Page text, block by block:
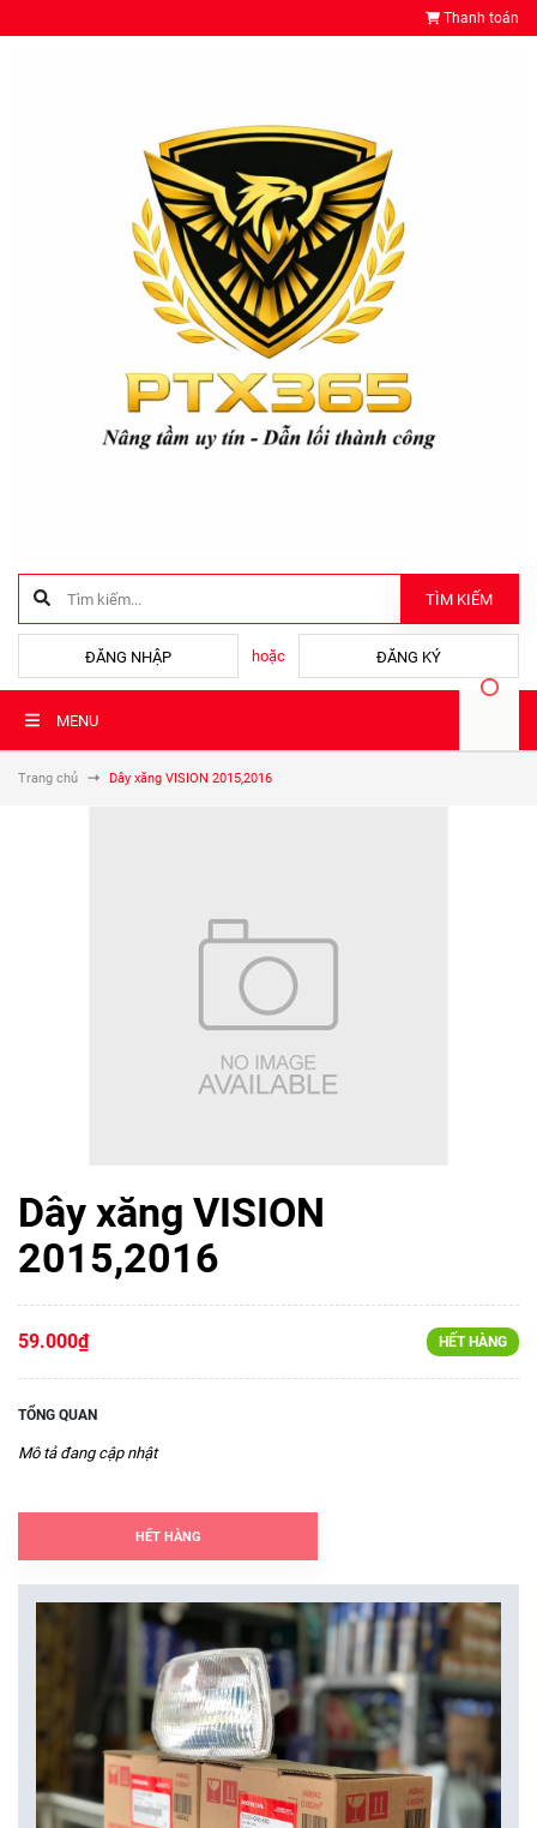
Thanh toán
TÌM KIẾM
ĐĂNG NHẬP hoặc ĐĂNG KÝ
MENU
Trang chủ Dây xăng VISION 2015,2016
Dây xăng VISION
2015,2016
59.000₫ HẾT HÀNG
TỔNG QUAN
Mô tả đang cập nhật
HẾT HÀNG